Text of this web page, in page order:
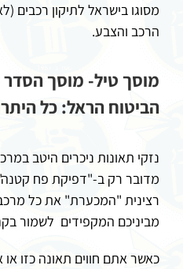
מסוגו בישראל לתיקון רכבים
הרכב והצבע.
מוסך טיל- מוסך
הביטוח הראל: כל
נזקי תאונות ניכרים היטב
מדובר רק ב-"דפיקת פח
רצינית "המכערת" את כל
מביניכם המקפידים לשמור
כאשר אתם חווים תאונה כזו